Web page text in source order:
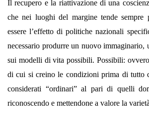
Il recupero e la riattivazione di una
che nei luoghi del margine tende sempre
essere l’effetto di politiche nazionali
necessario produrre un nuovo immaginario,
sui modelli di vita possibili. Possibili:
di cui si creino le condizioni prima di tutto
considerati “ordinari” al pari di quelli
riconoscendo e mettendone a valore la